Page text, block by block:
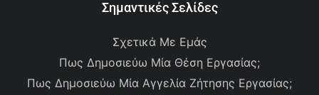
Σημαντικές Σελίδες
Σχετικά Με Εμάς
Πως Δημοσιεύω Μία Θέση Εργασίας;
Πως Δημοσιεύω Μία Αγγελία Ζήτησης Εργασίας;